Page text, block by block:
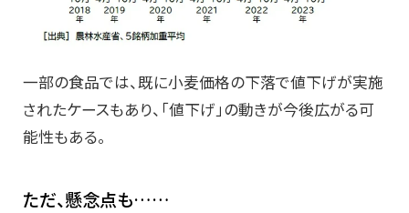
一部の食品では、既に小麦価格の下落で値下げが実施
されたケースもあり、「値下げ」の動きが今後広がる可
能性もある。
ただ、懸念点も……